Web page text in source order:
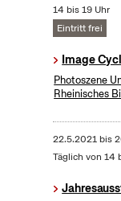
14 bis 19 Uhr
Eintritt frei
Image
Photoszene
Rheinisches
22.5.2021bis
Täglich von 14